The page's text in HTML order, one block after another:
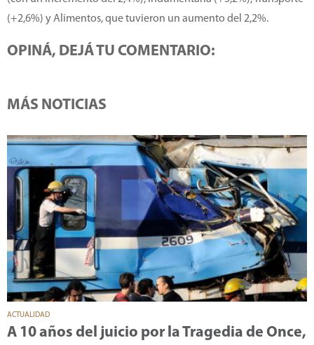
(+2,6%) y Alimentos, que tuvieron un aumento del 2,2%.
OPINÁ, DEJÁ TU COMENTARIO:
MÁS NOTICIAS
ACTUALIDAD
A 10 años del juicio por la Tragedia de Once,